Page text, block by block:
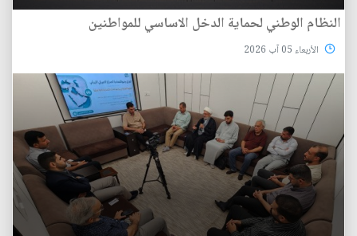
النظام الوطني لحماية الدخل الاساسي للمواطنين
الأربعاء 05 آب 2026